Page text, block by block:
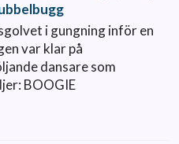
i gungning inför en
var klar på
dansare som
BOOGIE